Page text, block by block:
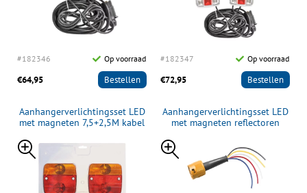
#182346 Op voorraad
€64,95 Bestellen
Aanhangerverlichtingsset LED
met magneten 7,5+2,5M kabel
#182347 Op voorraad
€72,95 Bestellen
Aanhangerverlichtingsset LED
met magneten reflectoren